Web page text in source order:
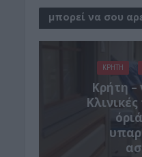
μπορεί να σου
ΚΡΗΤΗ
Κρήτη –